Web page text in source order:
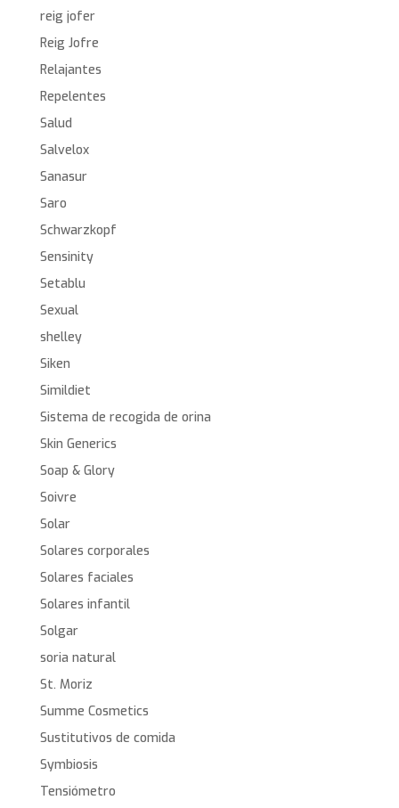
reig jofer
Reig Jofre
Relajantes
Repelentes
Salud
Salvelox
Sanasur
Saro
Schwarzkopf
Sensinity
Setablu
Sexual
shelley
Siken
Simildiet
Sistema de recogida de orina
Skin Generics
Soap & Glory
Soivre
Solar
Solares corporales
Solares faciales
Solares infantil
Solgar
soria natural
St. Moriz
Summe Cosmetics
Sustitutivos de comida
Symbiosis
Tensiómetro